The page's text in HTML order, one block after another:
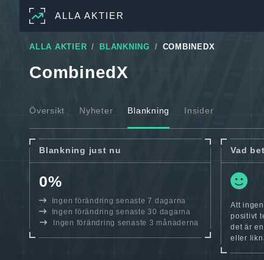
ALLA AKTIER
ALLA AKTIER BLANKNING COMBINEDX
CombinedX
Översikt Nyheter Blankning Insider
Blankning just nu
0%
Ingen förändring senaste 7 dagarna
Ingen förändring senaste 30 dagarna
Ingen förändring senaste 3 månaderna
Vad
Att
positivt
det är
eller